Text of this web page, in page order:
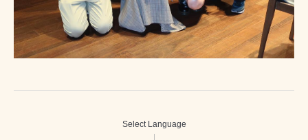
Select Language